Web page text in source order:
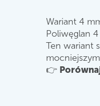
Wariant 4
Poliwęglan
Ten wariant
👉